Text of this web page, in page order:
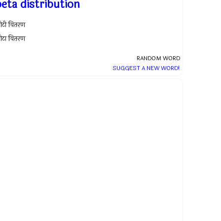
distribution
वितरण
वितरण
RANDOM WORD
SUGGEST A NEW WORD!